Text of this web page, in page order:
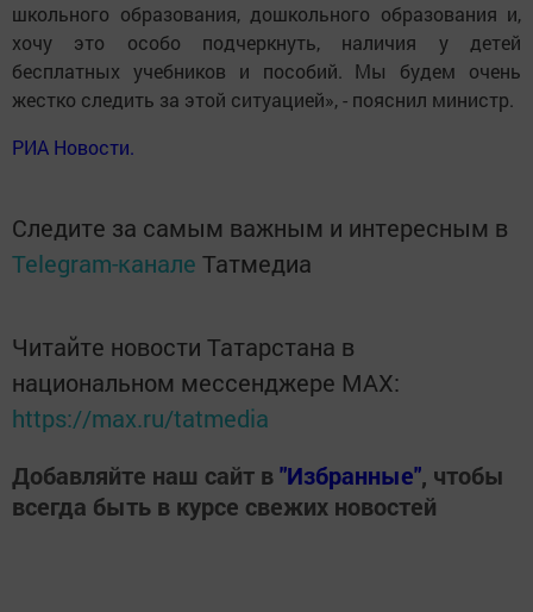
школьного образования, дошкольного образования и,
хочу это особо подчеркнуть, наличия у детей
бесплатных учебников и пособий. Мы будем очень
жестко следить за этой ситуацией», - пояснил министр.
РИА Новости.
Следите за самым важным и интересным в
Telegram-канале Татмедиа
Читайте новости Татарстана в
национальном мессенджере MАХ:
https://max.ru/tatmedia
Добавляйте наш сайт в"Избранные", чтобы
всегда быть в курсе свежих новостей